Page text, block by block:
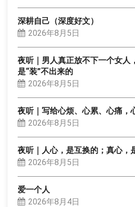
深耕自己（深度好文）
2026年8月5日
夜听｜男人真正放不下一个女人
是“装”不出来的
2026年8月5日
夜听｜写给心烦、心累、心痛，
2026年8月5日
夜听｜人心，是互换的；真心，
2026年8月5日
爱一个人
2026年8月4日